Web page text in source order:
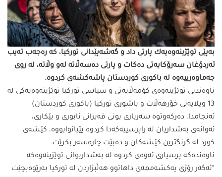
به‌پێى توێژینه‌وه‌یه‌ك پارتی داد و گه‌شه‌پێدانی توركیا، كه‌ ره‌جه‌ب ته‌یب
ئه‌ردۆغان سه‌رۆكایه‌تى ده‌كات و پارتی ده‌سه‌ڵاته‌ له‌و وڵاته‌، له‌ روی
جه‌ماوه‌رییه‌وه‌ له‌ باكوری كوردستان پاشه‌كشه‌ی كردوه‌.
ناوه‌ندیی توێژینه‌وه‌ی كۆمه‌ڵایه‌تی و سیاسی توركیا توێژینه‌وه‌یه‌كی له‌
13 ویلایه‌تی خۆرهه‌ڵات و باشوری توركیا (باكوری كوردستان)
ئه‌نجامدا، ده‌ركه‌وتوه‌ سه‌رباری بونی قه‌یرانی ئابوری و بێكاری،
ئه‌وانه‌ی به‌شداریان له‌ راپرسییه‌كه‌دا كردوه‌ پێیانوابووه‌، كێشه‌ی
كورد له‌ گرنگترین كێشه‌كان و ده‌بێت چاره‌سه‌ر بكرێت.
ناوه‌نده‌كه‌ پرسیاری ئه‌وه‌ی كردوه‌ له‌ به‌شداربوانی توێژینه‌وه‌كه‌
“ئه‌گه‌ر رۆژی یه‌كشه‌ممه‌ی داهاتوو هه‌ڵبژاردن له‌ توركیا به‌رێوه‌بچێت